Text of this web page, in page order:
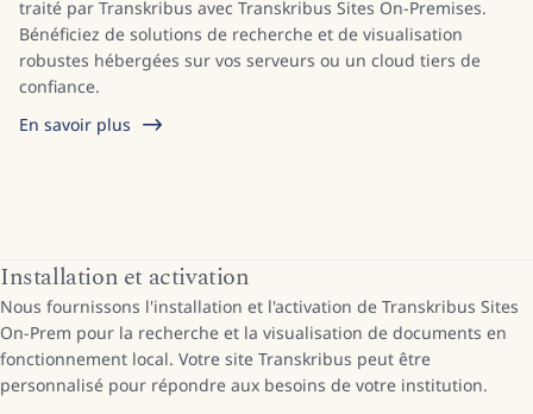
traité par Transkribus avec Transkribus Sites On-Premises.
Bénéficiez de solutions de recherche et de visualisation
robustes hébergées sur vos serveurs ou un cloud tiers de
confiance.
En savoir plus
Installation et activation
Nous fournissons l'installation et l'activation de Transkribus Sites
On-Prem pour la recherche et la visualisation de documents en
fonctionnement local. Votre site Transkribus peut être
personnalisé pour répondre aux besoins de votre institution.